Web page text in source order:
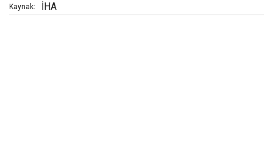
Kaynak: İHA